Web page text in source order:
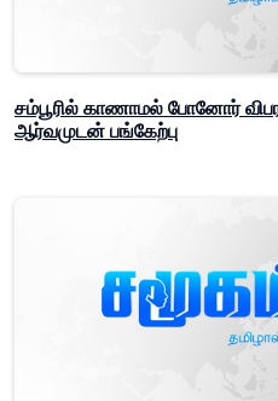
சம்பூரில் காணாமல் போனோர்
ஆர்வமுடன் பங்கேற்பு